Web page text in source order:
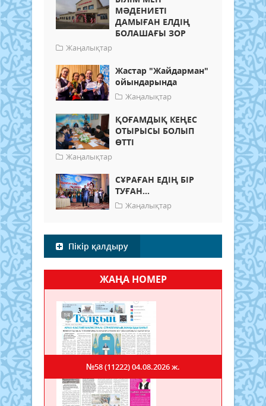
МӘДЕНИЕТІ
ДАМЫҒАН ЕЛДІҢ
БОЛАШАҒЫ ЗОР
Жаңалықтар
Жастар "Жайдарман"
ойындарында
Жаңалықтар
ҚОҒАМДЫҚ КЕҢЕС
ОТЫРЫСЫ БОЛЫП
ӨТТІ
Жаңалықтар
СҰРАҒАН ЕДІҢ БІР
ТУҒАН...
Жаңалықтар
Пікір қалдыру
ЖАҢА НОМЕР
№58 (11222)04.08.2026 ж.